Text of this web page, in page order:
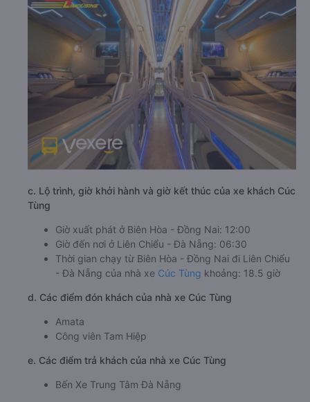
c. Lộ trình, giờ khởi hành và giờ kết thúc của xe khách Cúc
Tùng
Giờ xuất phát ở Biên Hòa - Đồng Nai: 12:00
Giờ đến nơi ở Liên Chiểu - Đà Nẵng: 06:30
Thời gian chạy từ Biên Hòa - Đồng Nai đi Liên Chiểu
- Đà Nẵng của nhà xe Cúc Tùng khoảng: 18.5 giờ
d. Các điểm đón khách của nhà xe Cúc Tùng
Amata
Công viên Tam Hiệp
e. Các điểm trả khách của nhà xe Cúc Tùng
Bến Xe Trung Tâm Đà Nẵng